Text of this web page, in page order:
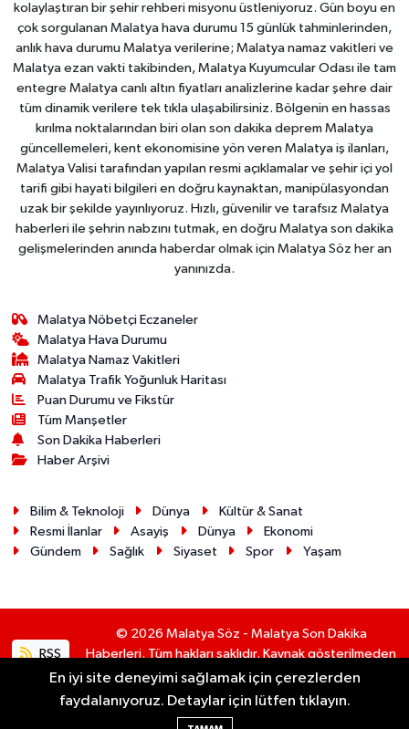
kolaylaştıran bir şehir rehberi misyonu üstleniyoruz. Gün boyu en
çok sorgulanan Malatya hava durumu 15 günlük tahminlerinden,
anlık hava durumu Malatya verilerine; Malatya namaz vakitleri ve
Malatya ezan vakti takibinden, Malatya Kuyumcular Odası ile tam
entegre Malatya canlı altın fiyatları analizlerine kadar şehre dair
tüm dinamik verilere tek tıkla ulaşabilirsiniz. Bölgenin en hassas
kırılma noktalarından biri olan son dakika deprem Malatya
güncellemeleri, kent ekonomisine yön veren Malatya iş ilanları,
Malatya Valisi tarafından yapılan resmi açıklamalar ve şehir içi yol
tarifi gibi hayati bilgileri en doğru kaynaktan, manipülasyondan
uzak bir şekilde yayınlıyoruz. Hızlı, güvenilir ve tarafsız Malatya
haberleri ile şehrin nabzını tutmak, en doğru Malatya son dakika
gelişmelerinden anında haberdar olmak için Malatya Söz her an
yanınızda.
Malatya Nöbetçi Eczaneler
Malatya Hava Durumu
Malatya Namaz Vakitleri
Malatya Trafik Yoğunluk Haritası
Puan Durumu ve Fikstür
Tüm Manşetler
Son Dakika Haberleri
Haber Arşivi
Bilim & Teknoloji Dünya
Kültür & Sanat
Resmi İlanlar
Asayiş Dünya
Ekonomi
Gündem
Sağlık Siyaset Spor Yaşam
RSS
© 2026 Malatya Söz - Malatya Son Dakika
Haberleri. Tüm hakları saklıdır. Kaynak gösterilmeden
alıntı yapılamaz.
Haber Yazılımı:
En iyi site deneyimi sağlamak için çerezlerden
faydalanıyoruz. Detaylar için lütfen tıklayın.